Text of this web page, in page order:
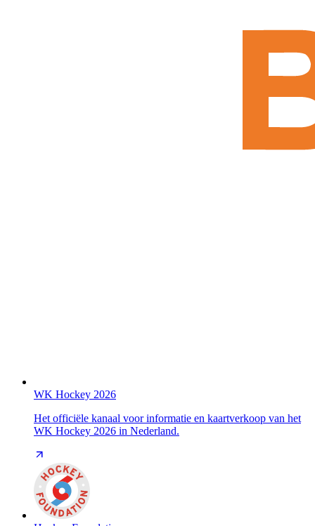
WK Hockey 2026
Het officiële kanaal voor informatie en kaartverkoop van het
WK Hockey 2026 in Nederland.